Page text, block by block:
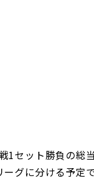
1セット勝負の総
ーグに分ける予定